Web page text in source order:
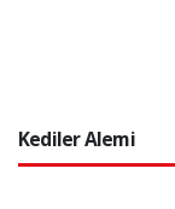
Kediler Alemi